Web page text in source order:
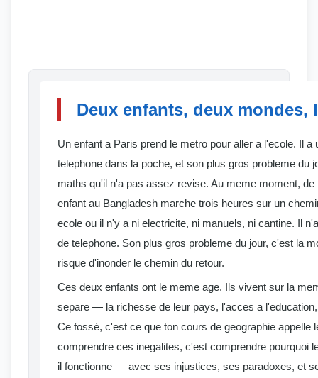
Deux enfants, deux mondes,
Un enfant a Paris prend le metro pour aller a l'ecole. Il a
telephone dans la poche, et son plus gros probleme du
maths qu'il n'a pas assez revise. Au meme moment, de
enfant au Bangladesh marche trois heures sur un
ecole ou il n'y a ni electricite, ni manuels, ni cantine. Il
de telephone. Son plus gros probleme du jour, c'est la
risque d'inonder le chemin du retour.
Ces deux enfants ont le meme age. Ils vivent sur la
separe — la richesse de leur pays, l'acces a
Ce fossé, c'est ce que ton cours de geographie appelle
comprendre ces inegalites, c'est comprendre pourquoi
il fonctionne — avec ses injustices, ses paradoxes, et